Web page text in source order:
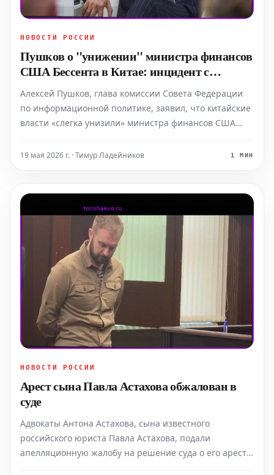
НОВОСТИ РОССИИ
Пушков о "унижении" министра финансов
США Бессента в Китае: инцидент с
бейджем и смена мирового порядка
Алексей Пушков, глава комиссии Совета Федерации
по информационной политике, заявил, что китайские
власти «слегка унизили» министра финансов США
американскому чиновнику было отказано в доступе на
19 мая 2026 г. · Тимур Ладейников 1 МИН
НОВОСТИ РОССИИ
Арест сына Павла Астахова обжалован в
суде
Адвокаты Антона Астахова, сына известного
российского юриста Павла Астахова, подали
апелляционную жалобу на решение суда о его аресте.